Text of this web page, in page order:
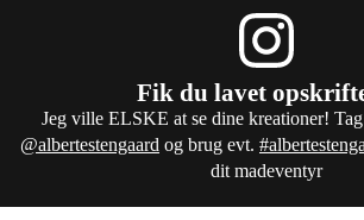
Fik du lavet
Jeg ville ELSKE at se dine kreationer!
@albertestengaard og brug evt.
dit madeventyr